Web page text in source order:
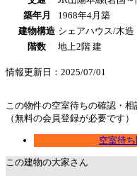
築年月
1968年4月築
建物構造 シェアハウス/木造
階数
地上2階 建
情報更新日：2025/07/01
この物件の空室待ちの確認・相
（無料の会員登録が必要です）
空室待
この建物の大家さん